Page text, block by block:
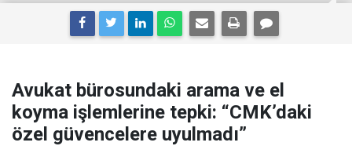
Avukat bürosundaki arama ve el
koyma işlemlerine tepki: “CMK’daki
özel güvencelere uyulmadı”